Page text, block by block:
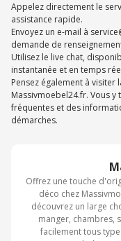
Offrez une touche
déco chez
découvrez un large
manger, chambres,
facilement tous
Appelez directement le
assistance rapide.
Envoyez un e-mail à
demande de
Utilisez le live chat,
instantanée et en temps
Pensez également à visiter
Massivmoebel24.fr. Vous
fréquentes et des
démarches.